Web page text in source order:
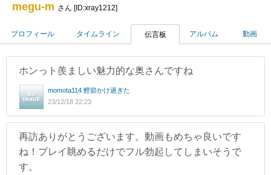
megu-m さん [ID:xray1212]
プロフィール タイムライン 伝言板 アルバム 動画
ホンっト羨ましい魅力的な奥さんですね
momota114 鰹節かけ過ぎた
23/12/18 22:23
再訪ありがとうございます。動画もめちゃ良いです
ね！プレイ眺めるだけでフル勃起してしまいそうで
す。